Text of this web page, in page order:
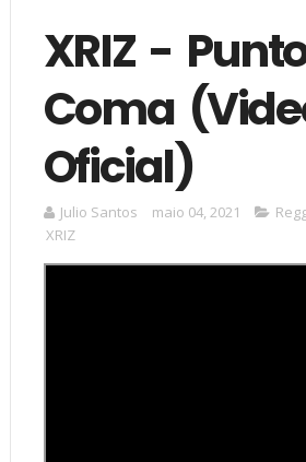
XRIZ -
Coma
Oficial)
Julio Santos maio 04, 2021
XRIZ